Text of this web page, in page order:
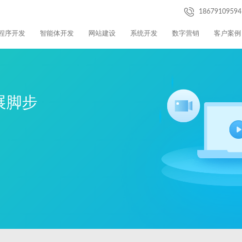
18679109594
序开发 智能体开发 网站建设 系统开发 数字营销 客户案例
脚步